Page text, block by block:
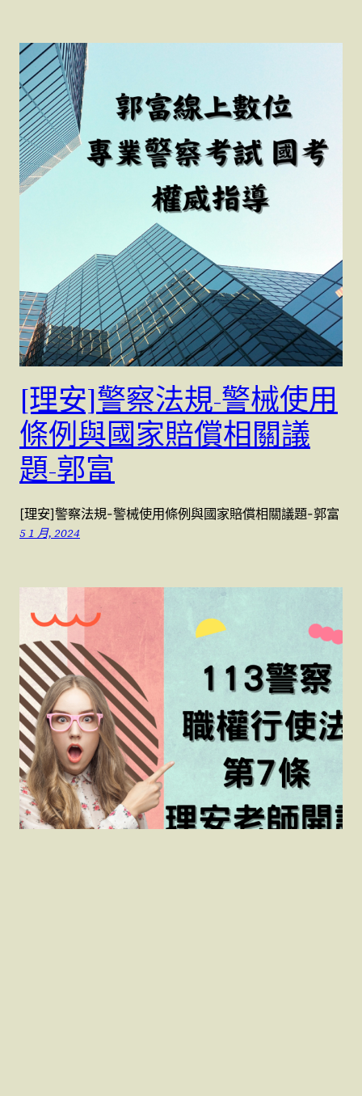
[理安]警察法規-警械使用
條例與國家賠償相關議
題-郭富
[理安]警察法規-警械使用條例與國家賠償相關議題-郭富
5 1 月, 2024